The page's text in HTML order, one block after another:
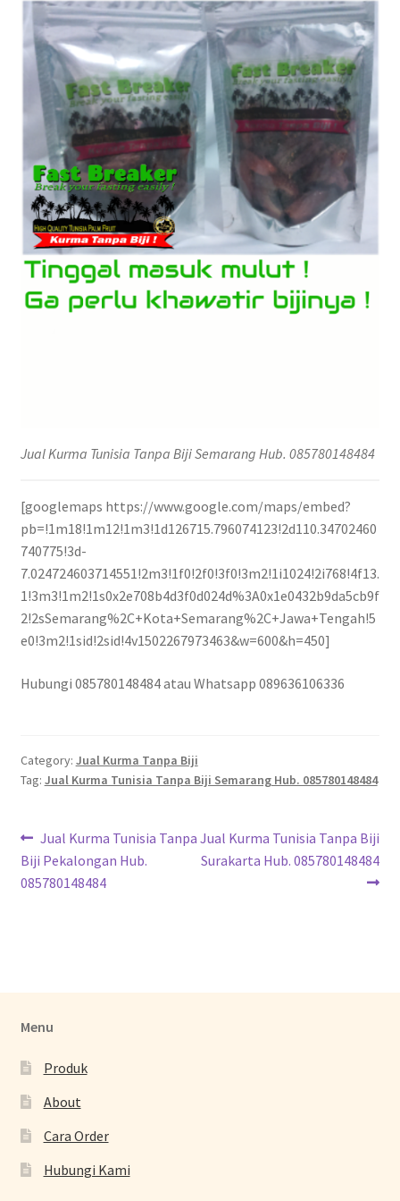
Jual Kurma Tunisia Tanpa Biji Semarang Hub. 085780148484
[googlemaps https://www.google.com/maps/embed?
pb=!1m18!1m12!1m3!1d126715.796074123!2d110.34702460
740775!3d-
7.024724603714551!2m3!1f0!2f0!3f0!3m2!1i1024!2i768!4f13.
1!3m3!1m2!1s0x2e708b4d3f0d024d%3A0x1e0432b9da5cb9f
2!2sSemarang%2C+Kota+Semarang%2C+Jawa+Tengah!5
e0!3m2!1sid!2sid!4v1502267973463&w=600&h=450]
Hubungi 085780148484 atau Whatsapp 089636106336
Category: Jual Kurma Tanpa Biji
Tag: Jual Kurma Tunisia Tanpa Biji Semarang Hub. 085780148484
Jual Kurma Tunisia Tanpa
Biji Pekalongan Hub.
085780148484
Jual Kurma Tunisia Tanpa Biji
Surakarta Hub. 085780148484
Menu
Produk
About
Cara Order
Hubungi Kami